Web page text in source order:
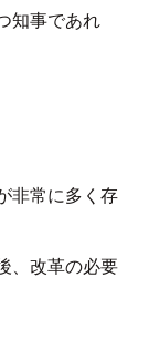
知事であれ
非常に多く存
、改革の必要